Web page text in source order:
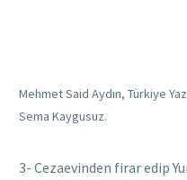
Mehmet Said Aydın, Türkiye
Sema Kaygusuz.
3- Cezaevinden firar edip